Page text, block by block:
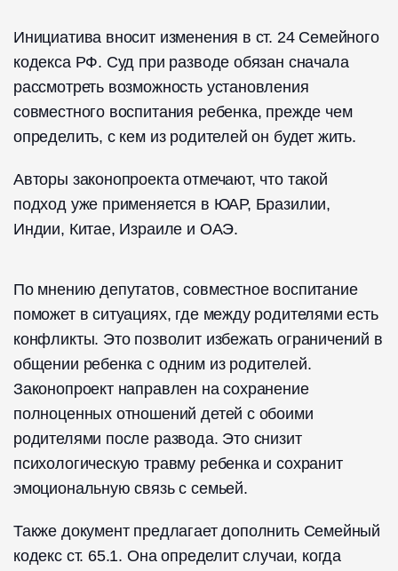
Инициатива вносит изменения в ст. 24 Семейного
кодекса РФ. Суд при разводе обязан сначала
рассмотреть возможность установления
совместного воспитания ребенка, прежде чем
определить, с кем из родителей он будет жить.
Авторы законопроекта отмечают, что такой
подход уже применяется в ЮАР, Бразилии,
Индии, Китае, Израиле и ОАЭ.
По мнению депутатов, совместное воспитание
поможет в ситуациях, где между родителями есть
конфликты. Это позволит избежать ограничений в
общении ребенка с одним из родителей.
Законопроект направлен на сохранение
полноценных отношений детей с обоими
родителями после развода. Это снизит
психологическую травму ребенка и сохранит
эмоциональную связь с семьей.
Также документ предлагает дополнить Семейный
кодекс ст. 65.1. Она определит случаи, когда